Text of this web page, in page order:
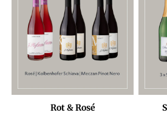
Rot & Rosé